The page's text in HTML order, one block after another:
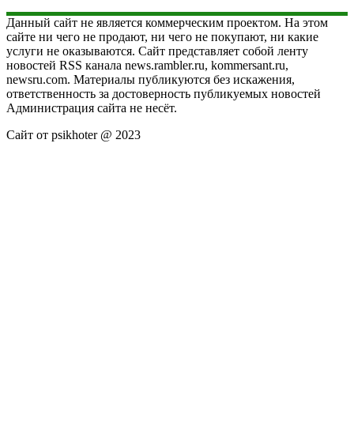
Данный сайт не является коммерческим проектом. На этом
сайте ни чего не продают, ни чего не покупают, ни какие
услуги не оказываются. Сайт представляет собой ленту
новостей RSS канала news.rambler.ru, kommersant.ru,
newsru.com. Материалы публикуются без искажения,
ответственность за достоверность публикуемых новостей
Администрация сайта не несёт.
Сайт от psikhoter @ 2023